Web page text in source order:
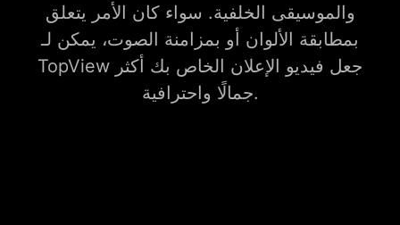
والموسيقى الخلفية. سواء كان الأمر يتعلق
بمطابقة الألوان أو بمزامنة الصوت، يمكن لـ
TopView جعل فيديو الإعلان الخاص بك أكثر
جمالًا واحترافية.